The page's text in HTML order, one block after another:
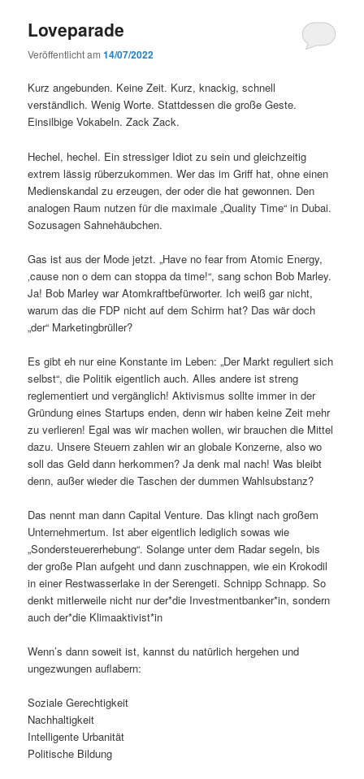
Loveparade
Veröffentlicht am14/07/2022
Kurz angebunden. Keine Zeit. Kurz, knackig, schnell
verständlich. Wenig Worte. Stattdessen die große Geste.
Einsilbige Vokabeln. Zack Zack.
Hechel, hechel. Ein stressiger Idiot zu sein und gleichzeitig
extrem lässig rüberzukommen. Wer das im Griff hat, ohne einen
Medienskandal zu erzeugen, der oder die hat gewonnen. Den
analogen Raum nutzen für die maximale „Quality Time“ in Dubai.
Sozusagen Sahnehäubchen.
Gas ist aus der Mode jetzt. „Have no fear from Atomic Energy,
‚cause non o dem can stoppa da time!“, sang schon Bob Marley.
Ja! Bob Marley war Atomkraftbefürworter. Ich weiß gar nicht,
warum das die FDP nicht auf dem Schirm hat? Das wär doch
„der“ Marketingbrüller?
Es gibt eh nur eine Konstante im Leben: „Der Markt reguliert sich
selbst“, die Politik eigentlich auch. Alles andere ist streng
reglementiert und vergänglich! Aktivismus sollte immer in der
Gründung eines Startups enden, denn wir haben keine Zeit mehr
zu verlieren! Egal was wir machen wollen, wir brauchen die Mittel
dazu. Unsere Steuern zahlen wir an globale Konzerne, also wo
soll das Geld dann herkommen? Ja denk mal nach! Was bleibt
denn, außer wieder die Taschen der dummen Wahlsubstanz?
Das nennt man dann Capital Venture. Das klingt nach großem
Unternehmertum. Ist aber eigentlich lediglich sowas wie
„Sondersteuererhebung“. Solange unter dem Radar segeln, bis
der große Plan aufgeht und dann zuschnappen, wie ein Krokodil
in einer Restwasserlake in der Serengeti. Schnipp Schnapp. So
denkt mitlerweile nicht nur der*die Investmentbanker*in, sondern
auch der*die Klimaaktivist*in
Wenn’s dann soweit ist, kannst du natürlich hergehen und
ungezwungen auflabern:
Soziale Gerechtigkeit
Nachhaltigkeit
Intelligente Urbanität
Politische Bildung